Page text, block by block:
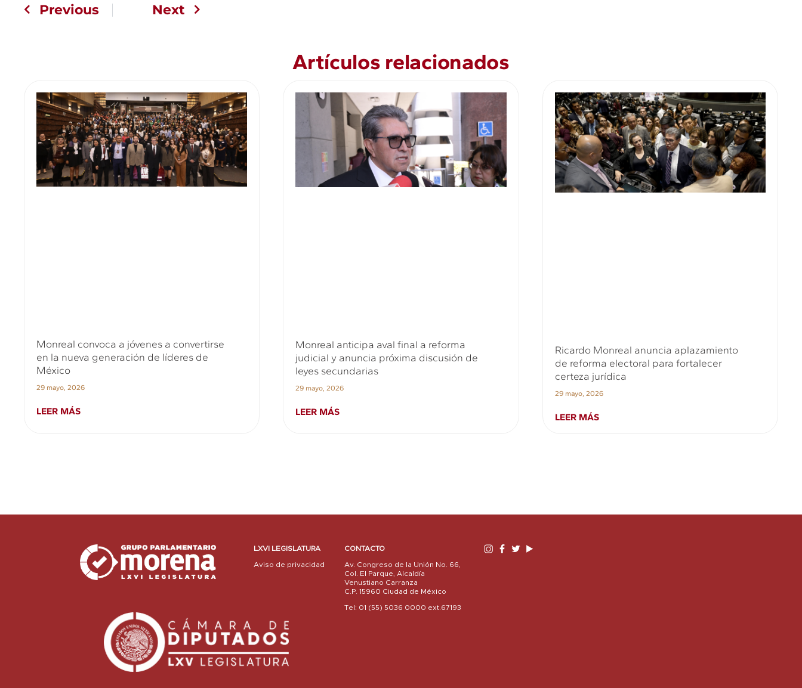
Previous Next
Artículos relacionados
Monreal convoca a jóvenes a convertirse
en la nueva generación de líderes de
México
29 mayo, 2026
LEER MÁS
Monreal anticipa aval final a reforma
judicial y anuncia próxima discusión de
leyes secundarias
29 mayo, 2026
LEER MÁS
Ricardo Monreal anuncia aplazamiento
de reforma electoral para fortalecer
certeza jurídica
29 mayo, 2026
LEER MÁS
LXVI LEGISLATURA
Aviso de privacidad
CONTACTO
Av. Congreso de la Unión No. 66,
Col. El Parque, Alcaldía
Venustiano Carranza
C.P. 15960 Ciudad de México
Tel: 01 (55) 5036 0000 ext.67193